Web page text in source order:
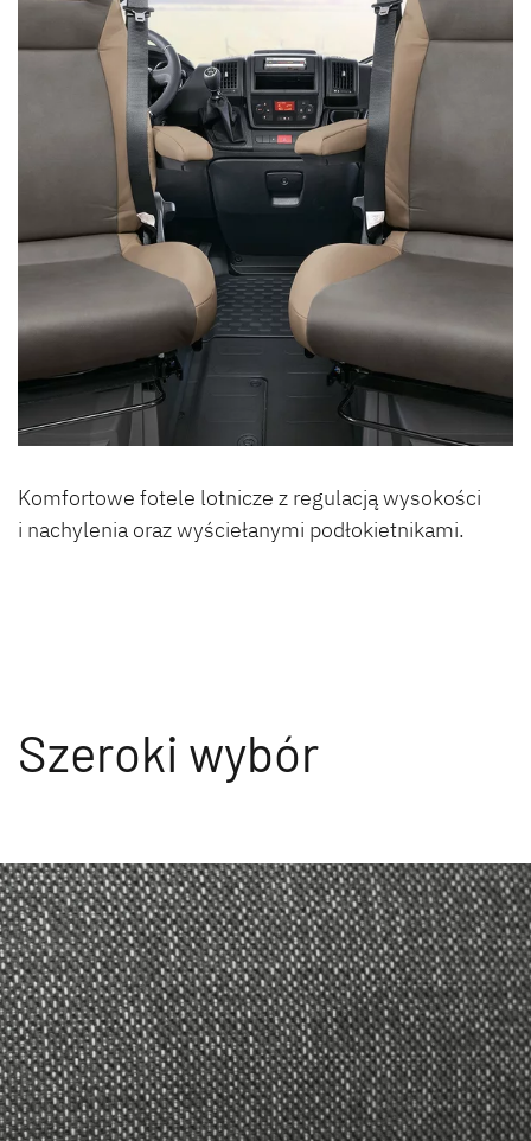
Komfortowe fotele lotnicze z regulacją wysokości
i nachylenia oraz wyściełanymi podłokietnikami.
Szeroki wybór